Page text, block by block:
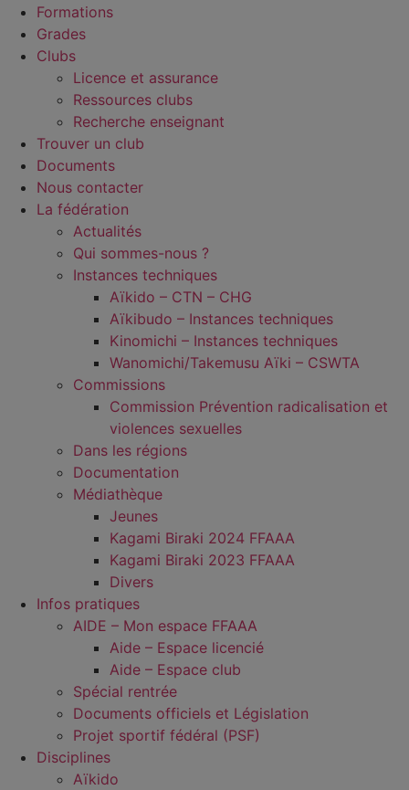
Formations
Grades
Clubs
Licence et assurance
Ressources clubs
Recherche enseignant
Trouver un club
Documents
Nous contacter
La fédération
Actualités
Qui sommes-nous ?
Instances techniques
Aïkido – CTN – CHG
Aïkibudo – Instances techniques
Kinomichi – Instances techniques
Wanomichi/Takemusu Aïki – CSWTA
Commissions
Commission Prévention radicalisation et
violences sexuelles
Dans les régions
Documentation
Médiathèque
Jeunes
Kagami Biraki 2024 FFAAA
Kagami Biraki 2023 FFAAA
Divers
Infos pratiques
AIDE – Mon espace FFAAA
Aide – Espace licencié
Aide – Espace club
Spécial rentrée
Documents officiels et Législation
Projet sportif fédéral (PSF)
Disciplines
Aïkido